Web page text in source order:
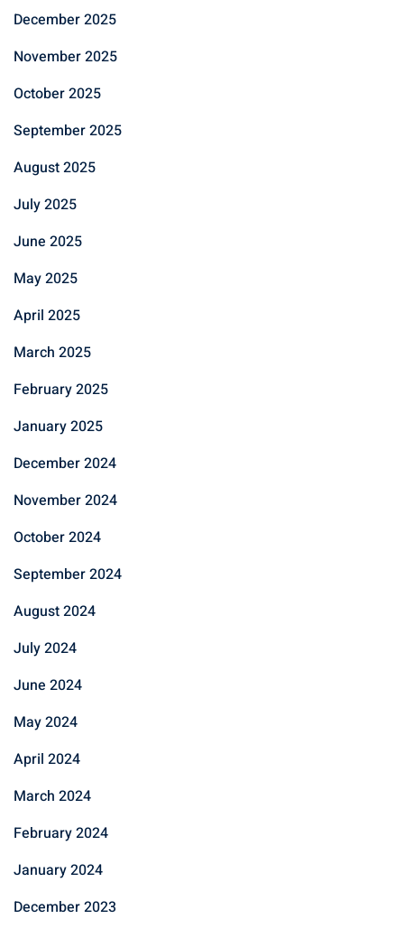
December 2025
November 2025
October 2025
September 2025
August 2025
July 2025
June 2025
May 2025
April 2025
March 2025
February 2025
January 2025
December 2024
November 2024
October 2024
September 2024
August 2024
July 2024
June 2024
May 2024
April 2024
March 2024
February 2024
January 2024
December 2023